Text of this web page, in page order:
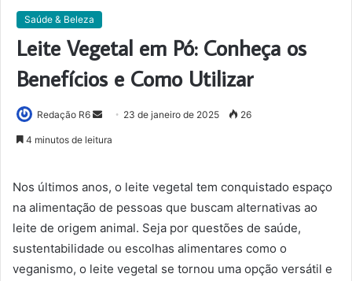
Saúde & Beleza
Leite Vegetal em Pó: Conheça os
Benefícios e Como Utilizar
Redação R6
Mande23 de janeiro de 2025 26
4 minutos de leitura
Nos últimos anos, o leite vegetal tem conquistado espaço
na alimentação de pessoas que buscam alternativas ao
leite de origem animal. Seja por questões de saúde,
sustentabilidade ou escolhas alimentares como o
veganismo, o leite vegetal se tornou uma opção versátil e